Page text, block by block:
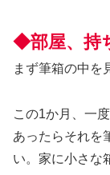
◆部屋、持
まず筆箱の中を
この1か月、一
あったらそれを
い。家に小さな